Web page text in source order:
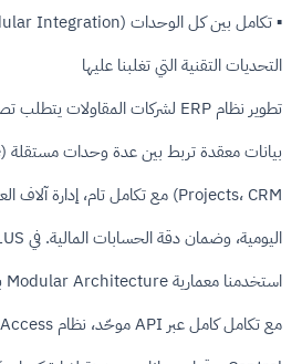
▪ تكامل بين كل الوحدات (Modular Integration)
التحديات التقنية التي تغلبنا عليها
تطوير نظام ERP لشركات المقاولات يتطلب تصميم معمارية
بيانات معقدة تربط بين عدة وحدات مستقلة (HR، Finance،
Projects، CRM) مع تكامل تام، إدارة آلاف العمليات
اليومية، وضمان دقة الحسابات المالية. في IT PLUS،
استخدمنا معمارية Modular Architecture بفصل كل وحدة
مع تكامل كامل عبر API موحّد، نظام Role-Based Access